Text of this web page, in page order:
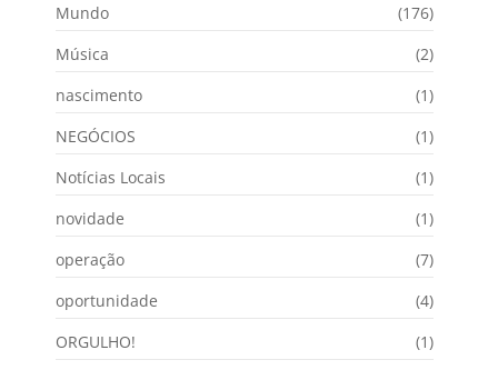
Mundo
(176)
Música
(2)
nascimento
(1)
NEGÓCIOS
(1)
Notícias Locais
(1)
novidade
(1)
operação
(7)
oportunidade
(4)
ORGULHO!
(1)